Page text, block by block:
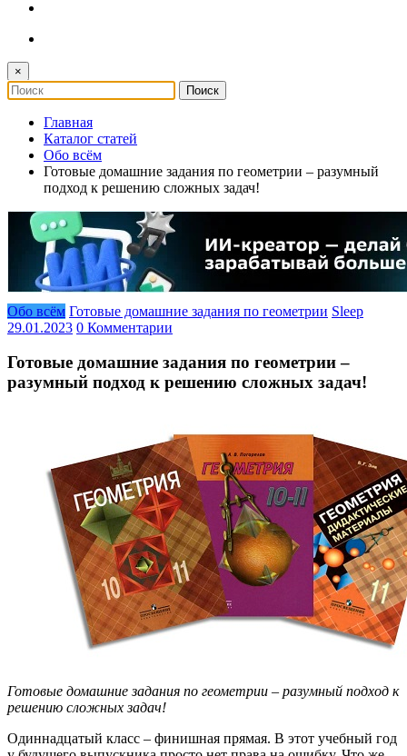
×
Главная
Каталог статей
Обо всём
Готовые домашние задания по геометрии – разумный
подход к решению сложных задач!
Обо всём Готовые домашние задания по геометрии Sleep
29.01.2023 0 Комментарии
Готовые домашние задания по геометрии –
разумный подход к решению сложных задач!
Готовые домашние задания по геометрии – разумный подход к
решению сложных задач!
Одиннадцатый класс – финишная прямая. В этот учебный год